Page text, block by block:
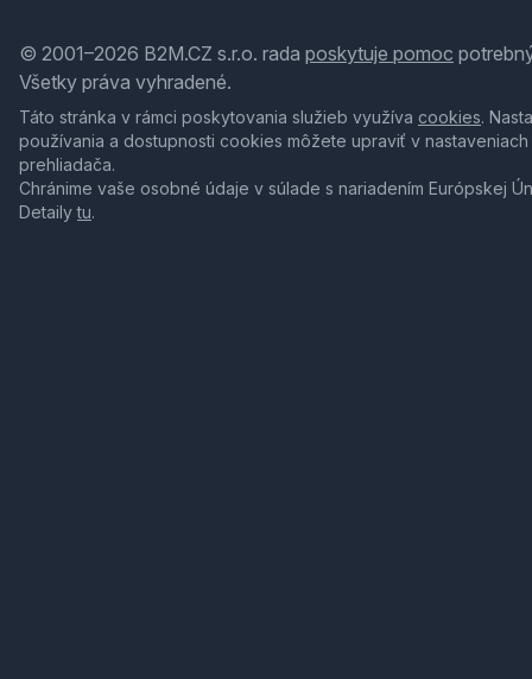
© 2001–2026 B2M.CZ s.r.o. rada poskytuje pomoc
Všetky práva vyhradené.
Táto stránka v rámci poskytovania služieb využíva cookies.
používania a dostupnosti cookies môžete upraviť v nastaveniach
prehliadača.
Chránime vaše osobné údaje v súlade s nariadením Európskej
Detailytu.